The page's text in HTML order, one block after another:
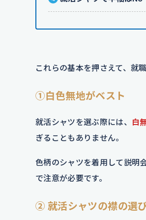
これらの基本を押さえて、就
①白色無地がベスト
就活シャツを選ぶ際には、 白
ぎることもありません。
色柄のシャツを着用して説明
で注意が必要です。
② 就活シャツの襟の選